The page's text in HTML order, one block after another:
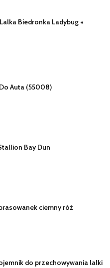
Biedronka Ladybug +
Auta (55008)
Bay Dun
ciemny róż
do przechowywania lalki